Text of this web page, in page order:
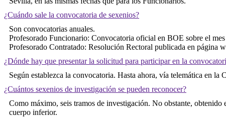
¿Cuándo sale la convocatoria de sexenios?
Son convocatorias anuales.
Profesorado Funcionario: Convocatoria oficial en BOE sobre el
Profesorado Contratado: Resolución Rectoral publicada en página
¿Dónde hay que presentar la solicitud para participar en la
Según establezca la convocatoria. Hasta ahora, vía telemática en
¿Cuántos sexenios de investigación se pueden reconocer?
Como máximo, seis tramos de investigación. No obstante,
cuerpo inferior.